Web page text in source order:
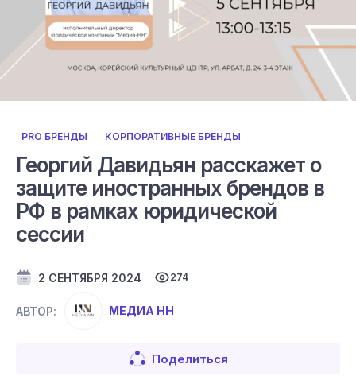
PRO БРЕНДЫ КОРПОРАТИВНЫЕ БРЕНДЫ
Георгий Давидьян расскажет о
защите иностранных брендов в
РФ в рамках юридической
сессии
2 СЕНТЯБРЯ 2024 274
АВТОР: МЕДИА НН
Поделиться